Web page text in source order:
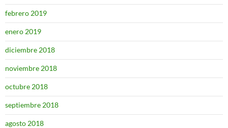
febrero 2019
enero 2019
diciembre 2018
noviembre 2018
octubre 2018
septiembre 2018
agosto 2018